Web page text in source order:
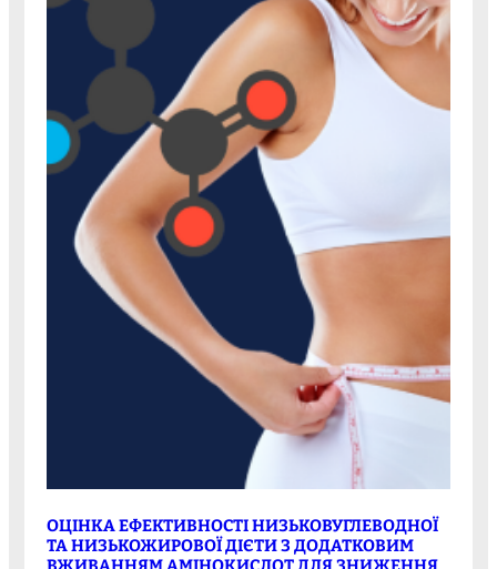
ОЦІНКА ЕФЕКТИВНОСТІ НИЗЬКОВУГЛЕВОДНОЇ
ТА НИЗЬКОЖИРОВОЇ ДІЄТИ З ДОДАТКОВИМ